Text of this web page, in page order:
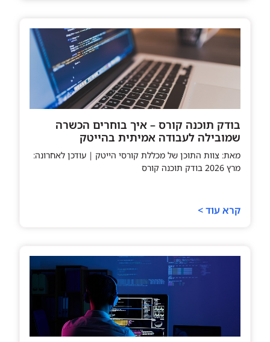
בודק תוכנה קורס – איך בוחרים הכשרה
שמובילה לעבודה אמיתית בהייטק
מאת: צוות התוכן של מכללת קורסי הייטק | עודכן לאחרונה:
מרץ 2026 בודק תוכנה קורס
קרא עוד >